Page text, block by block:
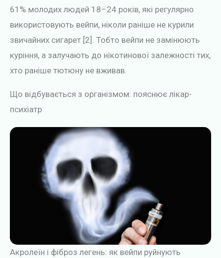
61% молодих людей 18–24 років, які регулярно
використовують вейпи, ніколи раніше не курили
звичайних сигарет [2]. Тобто вейпи не замінюють
куріння, а залучають до нікотинової залежності тих,
хто раніше тютюну не вживав.
Що відбувається з організмом: пояснює лікар-
психіатр
Акролеїн і фіброз легень: як вейпи руйнують